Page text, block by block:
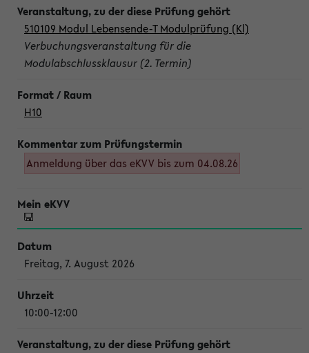
510109 Modul Lebensende-T Modulprüfung (Kl)
Verbuchungsveranstaltung für die
Modulabschlussklausur (2. Termin)
H10
Anmeldung über das eKVV bis zum 04.08.26
Freitag, 7. August 2026
10:00-12:00